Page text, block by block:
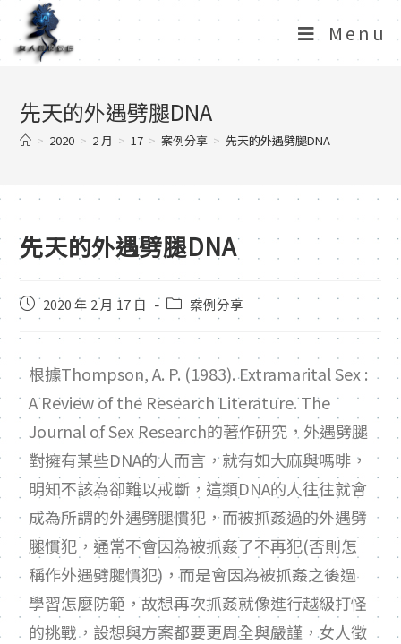
Menu
先天的外遇劈腿DNA
> 2020 > 2 月 > 17 > 案例分享 > 先天的外遇劈腿DNA
先天的外遇劈腿DNA
2020 年 2 月 17 日 案例分享
根據Thompson, A. P. (1983). Extramarital Sex :
A Review of the Research Literature. The
Journal of Sex Research的著作研究，外遇劈腿
對擁有某些DNA的人而言，就有如大麻與嗎啡，
明知不該為卻難以戒斷，這類DNA的人往往就會
成為所謂的外遇劈腿慣犯，而被抓姦過的外遇劈
腿慣犯，通常不會因為被抓姦了不再犯(否則怎
稱作外遇劈腿慣犯) ，而是會因為被抓姦之後過
學習怎麼防範，故想再次抓姦就像進行越級打怪
的挑戰，設想與方案都要更周全與嚴謹，女人徵